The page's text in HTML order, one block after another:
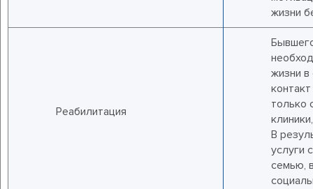
жизни
Реабилитация
жизни
только
В
услуги
семью,